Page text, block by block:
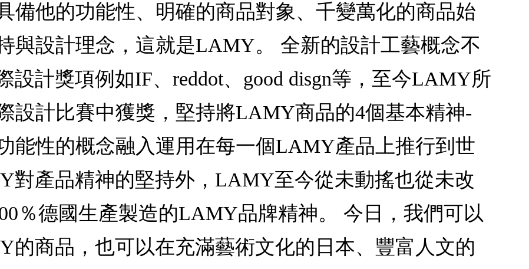
備他的功能性、明確的商品對象、千變萬化的商品始
與設計理念，這就是LAMY。 全新的設計工藝概念不
計獎項例如IF、reddot、good disgn等，至今LAMY所
設計比賽中獲獎，堅持將LAMY商品的4個基本精神-
能性的概念融入運用在每一個LAMY產品上推行到世
對產品精神的堅持外，LAMY至今從未動搖也從未改
％德國生產製造的LAMY品牌精神。 今日，我們可以
的商品，也可以在充滿藝術文化的日本、豐富人文的